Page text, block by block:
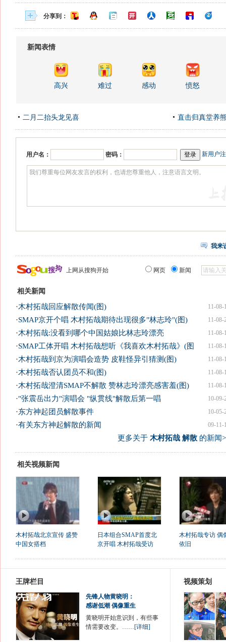
分享到：
新闻表情
高兴 难过 感动 愤怒
二月二抬头龙见喜 直击归真堂养
用户名： 密码： 新用户
我来
上网从搜狗开始 网页 新闻
相关新闻
11-08-
·木村拓哉回应解散传闻(图)
11-08-
·SMAP京开个唱 木村拓哉期待出现很多"林志玲"(图)
11-08-
·木村拓哉:没看到哪个中国姑娘比林志玲漂亮
11-08-
·SMAP工体开唱 木村拓哉想听《我喜欢木村拓哉》(图
11-08-
·木村拓哉到京为演唱会造势 皮鞋怪异引猜测(图)
11-08-
·木村拓哉否认团员不和(图)
11-08-
·木村拓哉澄清SMAP不解散 赞林志玲漂亮感害羞(图)
10-09-
·"张震岳出力"演唱会 "纵贯线"解散后第一唱
10-05-
·东方神起团员解散事件
09-11-
·有关东方神起解散的新闻
更多关于 木村拓哉 解散的新闻
相关视频新闻
木村拓哉北京宣传 盛赞
中国女搭档
日本组合SMAP首度北
京开唱 木村拓哉受访
木村拓哉专访 偶
依旧
王牌栏目
先锋人物黄晓明：
感谢低潮 偶像重生
黄晓明开始意识到，有些事
情需要改变。……[详细]
视频策划